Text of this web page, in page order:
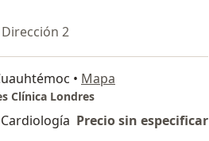
Dirección 2
• Mapa
Clínica Londres
Precio sin especificar